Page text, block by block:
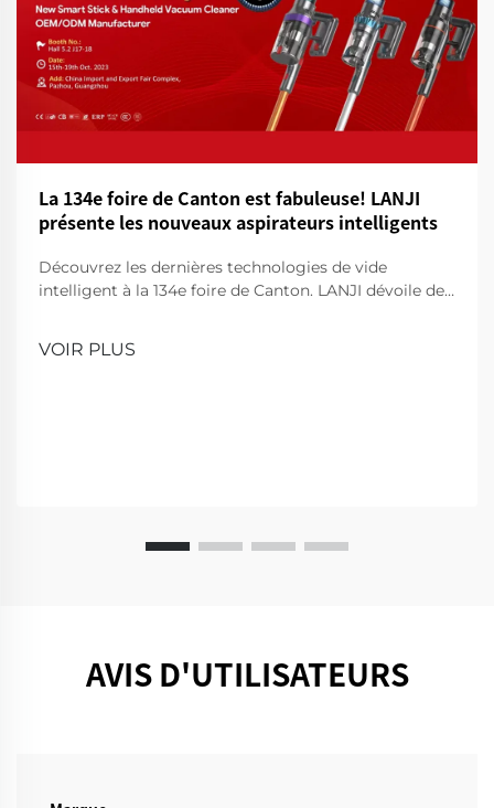
La 134e foire de Canton est fabuleuse! LANJI
présente les nouveaux aspirateurs intelligents
Découvrez les dernières technologies de vide
intelligent à la 134e foire de Canton. LANJI dévoile des
une démonstration!
VOIR PLUS
AVIS D'UTILISATEURS